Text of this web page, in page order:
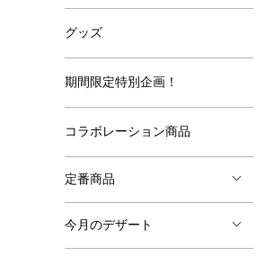
グッズ
期間限定特別企画！
コラボレーション商品
定番商品
今月のデザート